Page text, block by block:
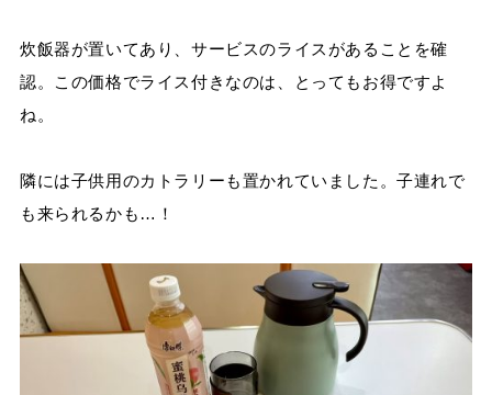
炊飯器が置いてあり、サービスのライスがあることを確
認。この価格でライス付きなのは、とってもお得ですよ
ね。
隣には子供用のカトラリーも置かれていました。子連れで
も来られるかも … ！